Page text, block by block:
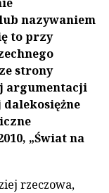
nazywaniem
to przy
strony
argumentacji
„Świat na
rzeczowa,